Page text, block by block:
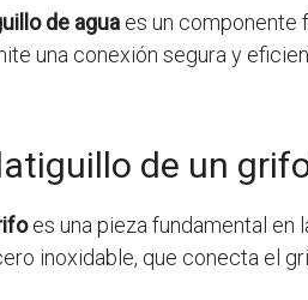
de agua es un componente
una conexión segura y
de un
es una pieza fundamental en
inoxidable, que conecta el